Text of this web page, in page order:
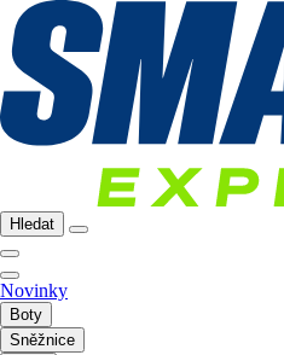
Hledat
Novinky
Boty
Sněžnice